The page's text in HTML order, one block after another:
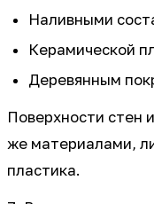
Наливными
Керамической
Деревянным
Поверхности стен
же материалами,
пластика.